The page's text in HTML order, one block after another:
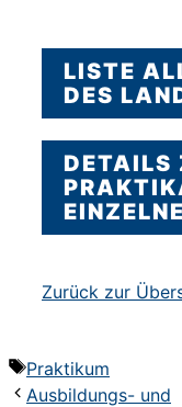
LISTE
DES
DETAILS
Zurück zur
Schlagwörter
Praktikum
Ausbildungs- und